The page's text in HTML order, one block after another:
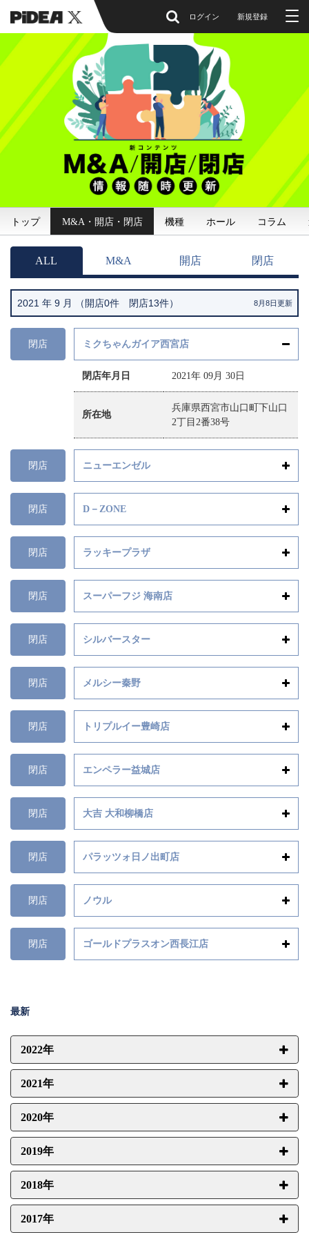
ログイン 新規登録
トップ M&A・開店・閉店 機種 ホール コラム
ALL M&A 開店 閉店
2021 年 9 月 （開店0件 閉店13件） 8月8日更新
閉店 ミクちゃんガイア西宮店
閉店年月日 2021年 09月 30日
所在地
兵庫県西宮市山口町下山口
2丁目2番38号
閉店 ニューエンゼル
閉店 D－ZONE
閉店 ラッキープラザ
閉店 スーパーフジ 海南店
閉店 シルバースター
閉店 メルシー秦野
閉店 トリプルイー豊崎店
閉店 エンペラー益城店
閉店 大吉 大和柳橋店
閉店 パラッツォ日ノ出町店
閉店 ノウル
閉店 ゴールドプラスオン西長江店
最新
2022年
2021年
2020年
2019年
2018年
2017年